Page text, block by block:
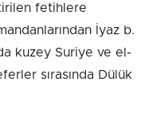
fetihlere
İyaz b.
kuzey Suriye ve el-
sırasında Dülük